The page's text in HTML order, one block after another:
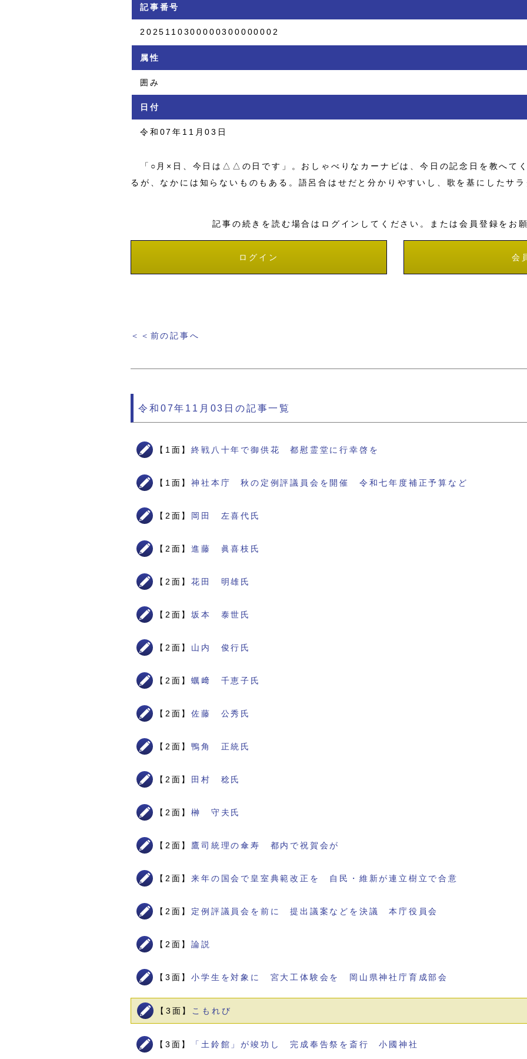
記事番号
2025110300000300000002
属性
囲み
日付
令和07年11月03日
「○月×日、今日は△△の日です」。おしゃべりなカーナビは、今日の記念日を教へて
るが、なかには知らないものもある。語呂合はせだと分かりやすいし、歌を基にしたサ
記事の続きを読む場合はログインしてください。または会員登録をお
ログイン 会
＜＜前の記事へ
令和07年11月03日の記事一覧
【1面】終戦八十年で御供花 都慰霊堂に行幸啓を
【1面】神社本庁 秋の定例評議員会を開催 令和七年度補正予算など
【2面】 岡田 左喜代氏
【2面】進藤 眞喜枝氏
【2面】花田 明雄氏
【2面】坂本 泰世氏
【2面】 山内 俊行氏
【2面】蠣﨑 千恵子氏
【2面】佐藤 公秀氏
【2面】鴨角 正統氏
【2面】 田村 稔氏
【2面】榊 守夫氏
【2面】 鷹司統理の傘寿 都内で祝賀会が
【2面】来年の国会で皇室典範改正を 自民・維新が連立樹立で合意
【2面】 定例評議員会を前に 提出議案などを決議 本庁役員会
【2面】論説
【3面】小学生を対象に 宮大工体験会を 岡山県神社庁育成部会
【3面】 こもれび
【3面】 「土鈴館」が竣功し 完成奉告祭を斎行 小國神社